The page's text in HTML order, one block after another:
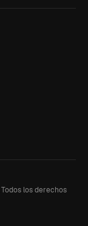
Todos los derechos